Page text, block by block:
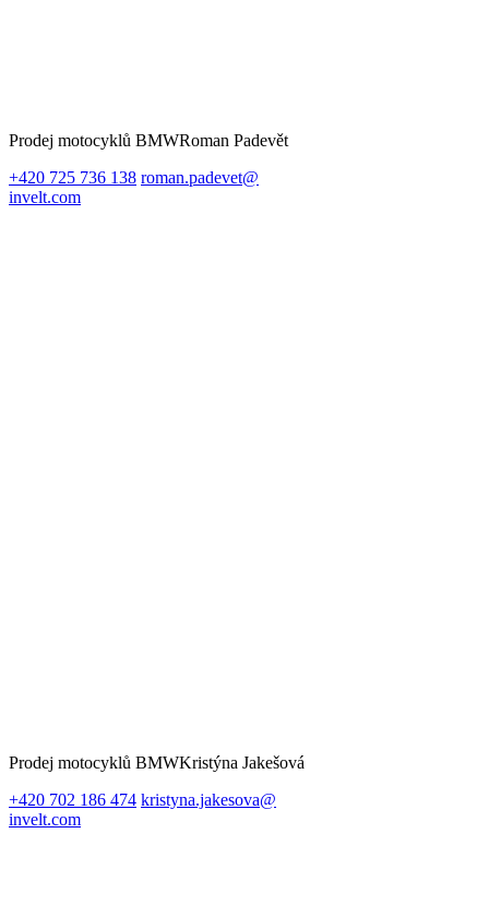
Prodej motocyklů BMWRoman Padevět
+420 725 736 138 roman.padevet@
invelt.com
Prodej motocyklů BMWKristýna Jakešová
+420 702 186 474 kristyna.jakesova@
invelt.com